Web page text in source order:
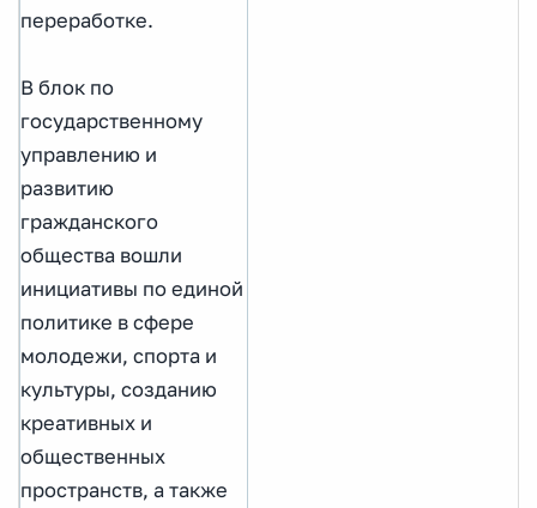
переработке.
В блок по
государственному
управлению и
развитию
гражданского
общества вошли
инициативы по единой
политике в сфере
молодежи, спорта и
культуры, созданию
креативных и
общественных
пространств, а также